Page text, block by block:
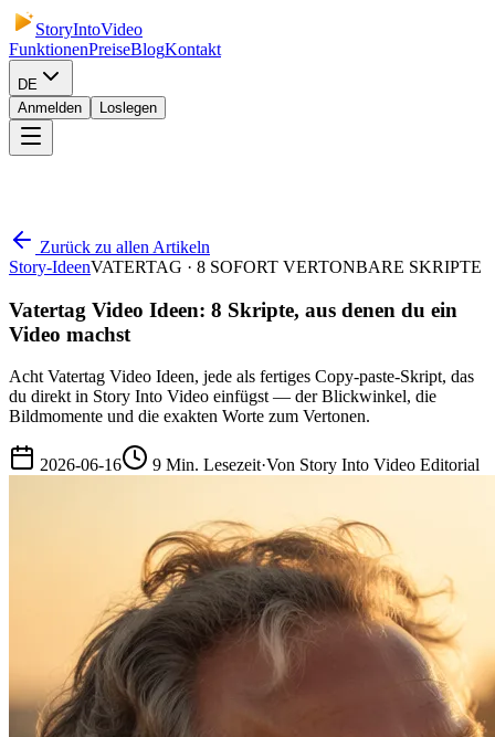
StoryIntoVideo
FunktionenPreiseBlogKontakt
DE
Anmelden
Loslegen
Zurück zu allen Artikeln
Story-IdeenVATERTAG · 8 SOFORT VERTONBARE SKRIPTE
Vatertag Video Ideen: 8 Skripte, aus denen du ein
Video machst
Acht Vatertag Video Ideen, jede als fertiges Copy-paste-Skript, das
du direkt in Story Into Video einfügst — der Blickwinkel, die
Bildmomente und die exakten Worte zum Vertonen.
2026-06-16 9 Min. Lesezeit·Von Story Into Video Editorial